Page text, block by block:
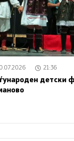
21:36
детски